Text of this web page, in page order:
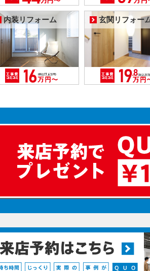
内装リフォーム 玄関リフォー